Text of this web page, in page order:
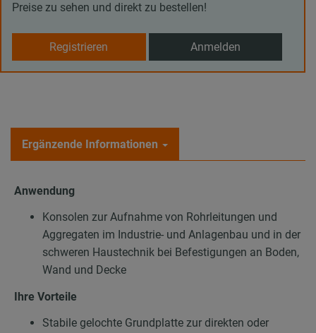
Preise zu sehen und direkt zu bestellen!
Registrieren Anmelden
Ergänzende Informationen
Anwendung
Konsolen zur Aufnahme von Rohrleitungen und
Aggregaten im Industrie- und Anlagenbau und in der
schweren Haustechnik bei Befestigungen an Boden,
Wand und Decke
Ihre Vorteile
Stabile gelochte Grundplatte zur direkten oder